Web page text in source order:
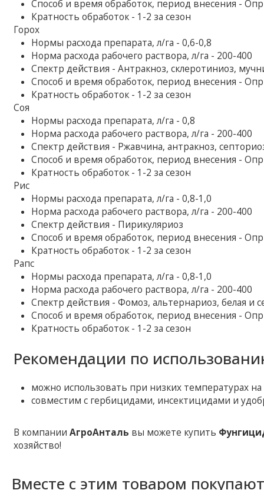
Способ и время обработок, период внесения -
Кратность обработок - 1-2 за сезон
Горох
Нормы расхода препарата, л/га - 0,6-0,8
Норма расхода рабочего раствора, л/га - 200-400
Спектр действия - Антракноз, склеротиниоз,
Способ и время обработок, период внесения -
Кратность обработок - 1-2 за сезон
Соя
Нормы расхода препарата, л/га - 0,8
Норма расхода рабочего раствора, л/га - 200-400
Спектр действия - Ржавчина, антракноз,
Способ и время обработок, период внесения -
Кратность обработок - 1-2 за сезон
Рис
Нормы расхода препарата, л/га - 0,8-1,0
Норма расхода рабочего раствора, л/га - 200-400
Спектр действия - Пирикуляриоз
Способ и время обработок, период внесения -
Кратность обработок - 1-2 за сезон
Рапс
Нормы расхода препарата, л/га - 0,8-1,0
Норма расхода рабочего раствора, л/га - 200-400
Спектр действия - Фомоз, альтернариоз, белая и
Способ и время обработок, период внесения -
Кратность обработок - 1-2 за сезон
Рекомендации по
можно использовать при низких температурах на
совместим с гербицидами, инсектицидами и
В компанииАгроАнталь вы можете купить
хозяйство!
Вместе с этим товаром покупают